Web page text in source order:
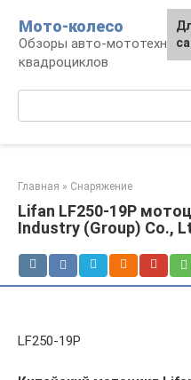
контенту
Мото-колесо
Обзоры авто-
квадроциклов
Главная » Снаряжение
Lifan LF250-19P
Industry (Group) Co.,
LF250-19P